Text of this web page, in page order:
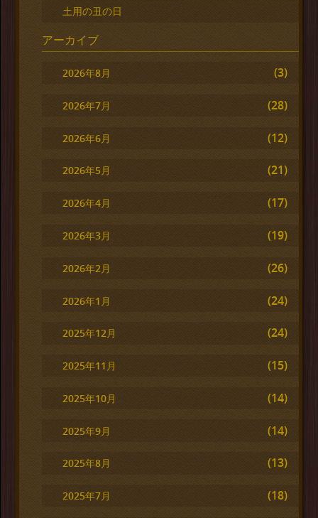
土用の丑の日
アーカイブ
2026年8月 (3)
2026年7月 (28)
2026年6月 (12)
2026年5月 (21)
2026年4月 (17)
2026年3月 (19)
2026年2月 (26)
2026年1月 (24)
2025年12月 (24)
2025年11月 (15)
2025年10月 (14)
2025年9月 (14)
2025年8月 (13)
2025年7月 (18)